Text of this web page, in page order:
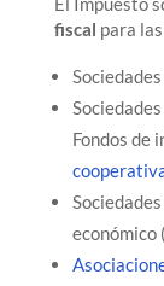
fiscal para
Fondos de
económico